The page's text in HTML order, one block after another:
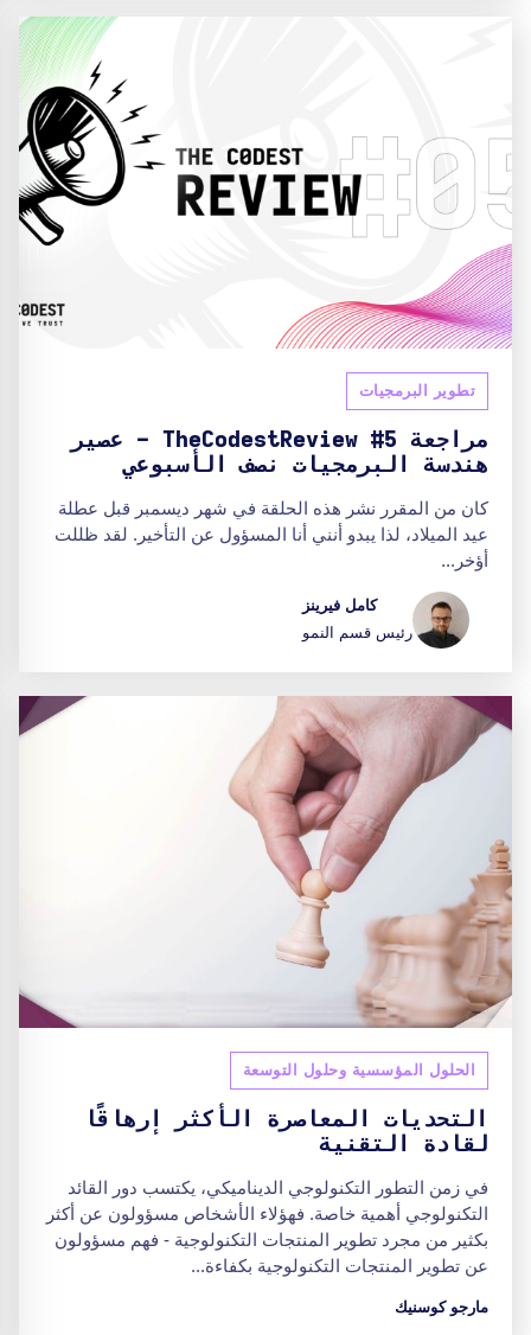
تطوير البرمجيات
مراجعة TheCodestReview #5 - عصير
هندسة البرمجيات نصف الأسبوعي
كان من المقرر نشر هذه الحلقة في شهر ديسمبر قبل عطلة
عيد الميلاد، لذا يبدو أنني أنا المسؤول عن التأخير. لقد ظللت
أؤخر...
كامل فيرينز
رئيس قسم النمو
الحلول المؤسسية وحلول التوسعة
التحديات المعاصرة الأكثر إرهاقًا
لقادة التقنية
في زمن التطور التكنولوجي الديناميكي، يكتسب دور القائد
التكنولوجي أهمية خاصة. فهؤلاء الأشخاص مسؤولون عن أكثر
بكثير من مجرد تطوير المنتجات التكنولوجية - فهم مسؤولون
عن تطوير المنتجات التكنولوجية بكفاءة...
مارجو كوسنيك